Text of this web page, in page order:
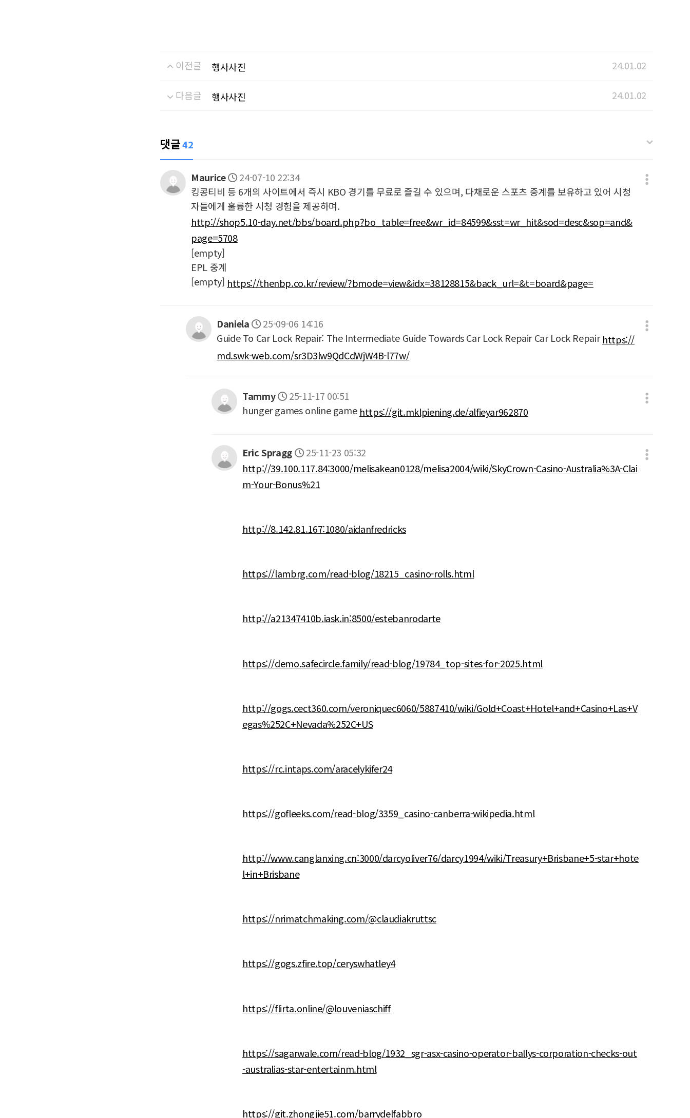
이전글 행사사진 24.01.02
다음글 행사사진 24.01.02
댓글42
Maurice
24-07-10 22:34
킹콩티비 등 6개의 사이트에서 즉시 KBO 경기를 무료로 즐길 수 있으며, 다채로운 스포츠 중계를 보유하고 있어 시청
자들에게 훌륭한 시청 경험을 제공하며.
http://shop5.10-day.net/bbs/board.php?bo_table=free&wr_id=84599&sst=wr_hit&sod=desc&sop=and&
page=5708
[empty]
EPL 중계
[empty] https://thenbp.co.kr/review/?bmode=view&idx=38128815&back_url=&t=board&page=
Daniela
25-09-06 14:16
Guide To Car Lock Repair: The Intermediate Guide Towards Car Lock Repair Car Lock Repairhttps://
md.swk-web.com/sr3D3lw9QdCdWjW4B-l77w/
Tammy
25-11-17 00:51
hunger games online game https://git.mklpiening.de/alfieyar962870
Eric Spragg
25-11-23 05:32
http://39.100.117.84:3000/melisakean0128/melisa2004/wiki/SkyCrown-Casino-Australia%3A-Clai
m-Your-Bonus%21
http://8.142.81.167:1080/aidanfredricks
https://lambrg.com/read-blog/18215_casino-rolls.html
http://a21347410b.iask.in:8500/estebanrodarte
https://demo.safecircle.family/read-blog/19784_top-sites-for-2025.html
http://gogs.cect360.com/veroniquec6060/5887410/wiki/Gold+Coast+Hotel+and+Casino+Las+V
egas%252C+Nevada%252C+US
https://rc.intaps.com/aracelykifer24
https://gofleeks.com/read-blog/3359_casino-canberra-wikipedia.html
http://www.canglanxing.cn:3000/darcyoliver76/darcy1994/wiki/Treasury+Brisbane+5-star+hote
l+in+Brisbane
https://nrimatchmaking.com/@claudiakruttsc
https://gogs.zfire.top/ceryswhatley4
https://flirta.online/@louveniaschiff
https://sagarwale.com/read-blog/1932_sgr-asx-casino-operator-ballys-corporation-checks-out
-australias-star-entertainm.html
https://git.zhongjie51.com/barrydelfabbro